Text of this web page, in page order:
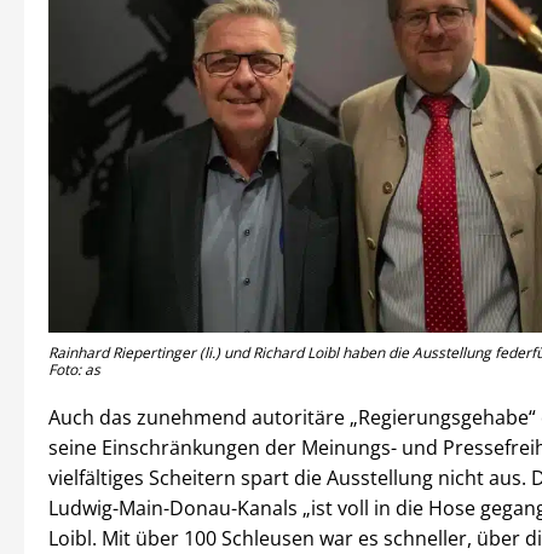
Rainhard Riepertinger (li.) und Richard Loibl haben die Ausstellung
Foto: as
Auch das zunehmend autoritäre „Regierungsgehabe“
seine Einschränkungen der Meinungs- und
vielfältiges Scheitern spart die Ausstellung nicht aus.
Ludwig-Main-Donau-Kanals „ist voll in die Hose
Loibl. Mit über 100 Schleusen war es schneller, über